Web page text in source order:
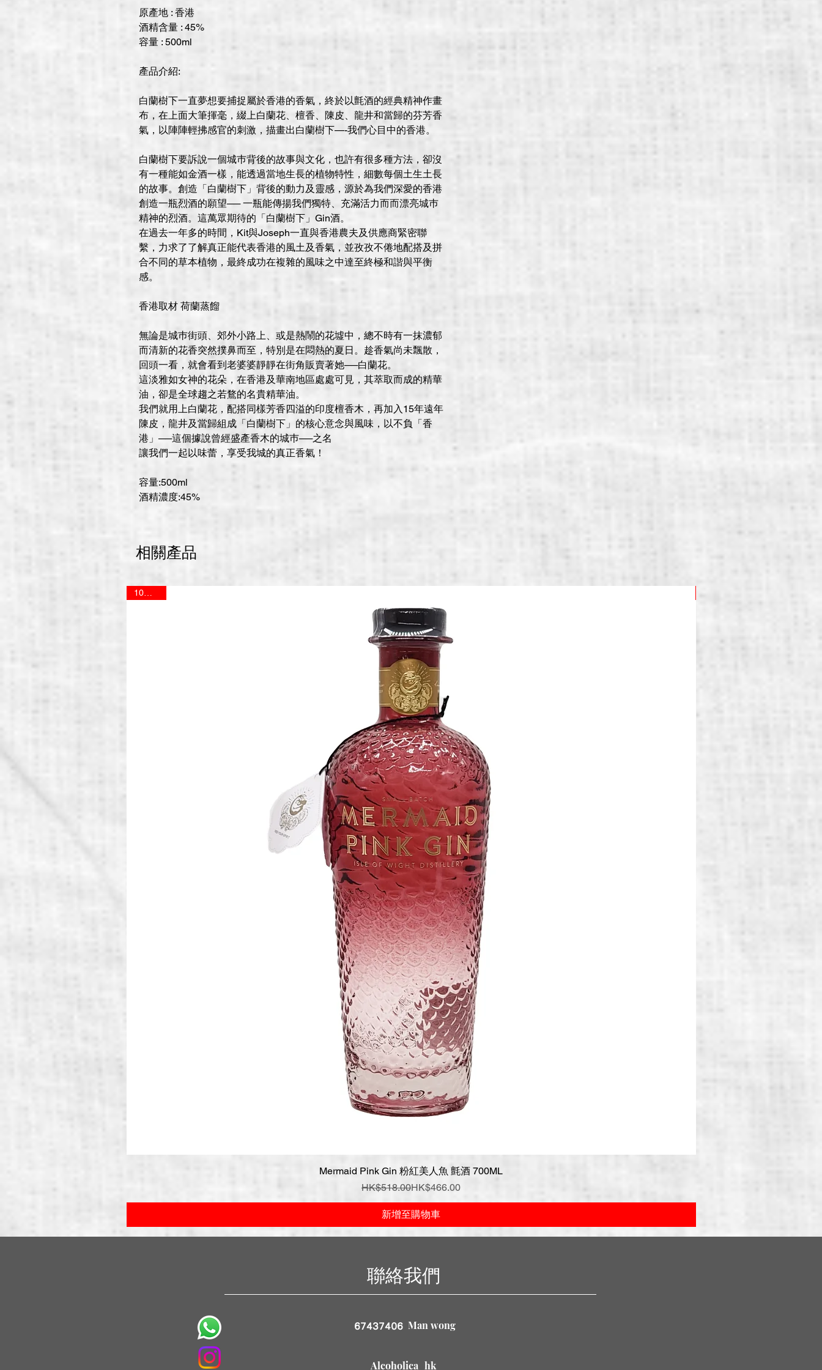
原產地 : 香港
酒精含量 : 45%
容量 : 500ml
產品介紹:
白蘭樹下一直夢想要捕捉屬於香港的香氣，終於以氈酒的經典精神作畫
布，在上面大筆揮毫，綴上白蘭花、檀香、陳皮、龍井和當歸的芬芳香
氣，以陣陣輕拂感官的刺激，描畫出白蘭樹下—-我們心目中的香港。
白蘭樹下要訴說⼀個城巿背後的故事與⽂化，也許有很多種⽅法，卻沒
有⼀種能如⾦酒⼀樣，能透過當地⽣長的植物特性，細數每個⼟⽣⼟長
的故事。創造「⽩蘭樹下」背後的動⼒及靈感，源於為我們深愛的香港
創造⼀瓶烈酒的願望── ⼀瓶能傳揚我們獨特、充滿活⼒⽽而漂亮城巿
精神的烈酒。這萬眾期待的「⽩蘭樹下」Gin酒。
在過去⼀年多的時間，Kit與Joseph⼀直與香港農夫及供應商緊密聯
繫，⼒求了了解真正能代表香港的風⼟及香氣，並孜孜不倦地配搭及拼
合不同的草本植物，最終成功在複雜的風味之中達⾄終極和諧與平衡
感。
香港取材 荷蘭蒸餾
無論是城巿街頭、郊外小路上、或是熱鬧的花墟中，總不時有一抹濃郁
而清新的花香突然撲鼻而至，特別是在悶熱的夏日。趁香氣尚未飄散，
回頭一看，就會看到老婆婆靜靜在街角販賣著她──白蘭花。
這淡雅如女神的花朵，在香港及華南地區處處可見，其萃取而成的精華
油，卻是全球趨之若鶩的名貴精華油。
我們就用上白蘭花，配搭同樣芳香四溢的印度檀香木，再加入15年遠年
陳皮，龍井及當歸組成「白蘭樹下」的核心意念與風味，以不負「香
港」──這個據說曾經盛產香木的城巿──之名
讓我們一起以味蕾，享受我城的真正香氣！
容量:500ml
酒精濃度:45%
相關產品
快速瀏覽
Mermaid Pink Gin 粉紅美人魚 氈酒 700ML
一般價格
HK$518.00促銷價格
HK$466.00
新增至購物車
聯絡我們
67437406 Man wong
Alcoholica_hk